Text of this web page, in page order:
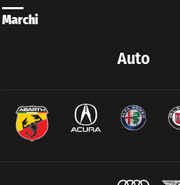
Marchi
Auto